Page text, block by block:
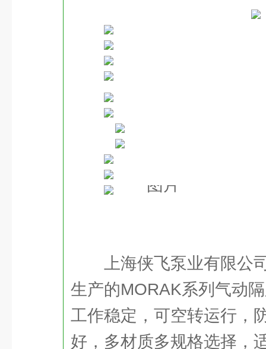
上海侠飞泵业有限公
生产的MORAK系列气动
工作稳定，可空转运行，
好，多材质多规格选择，